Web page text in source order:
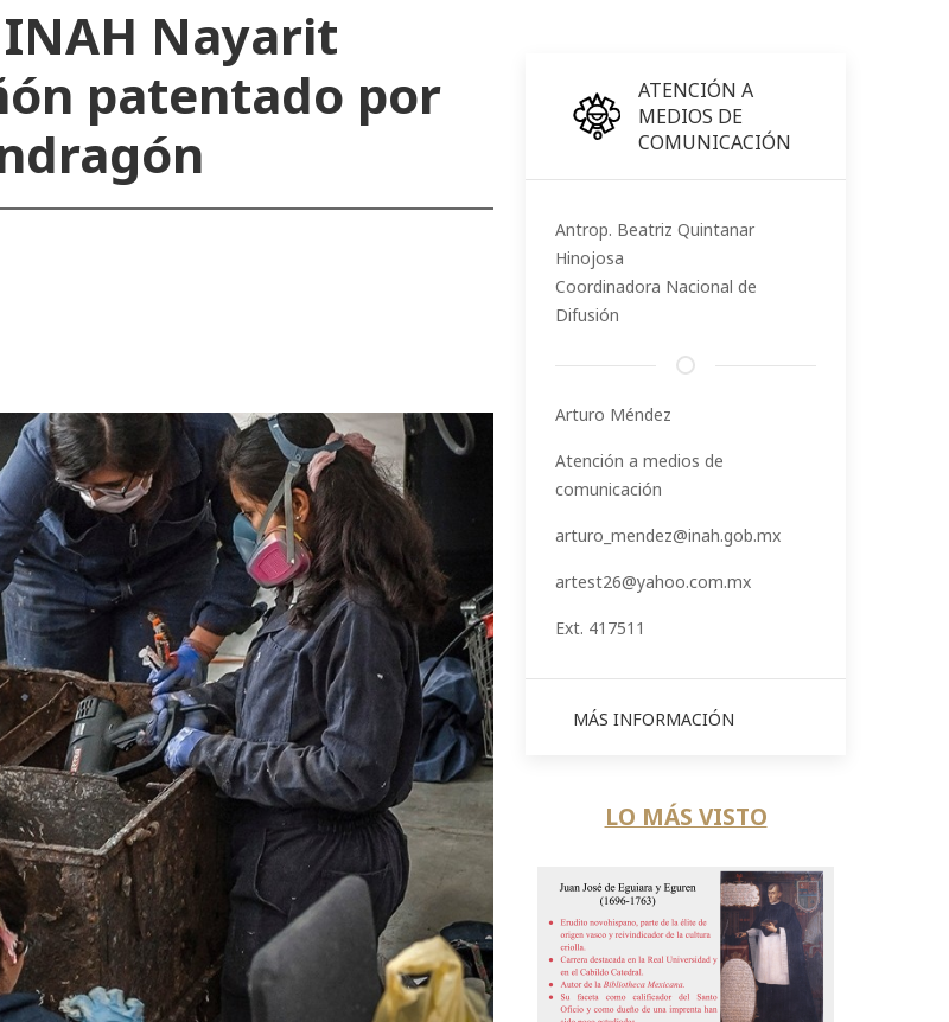
Nayarit
patentado por
ATENCIÓN A
MEDIOS DE
COMUNICACIÓN
Antrop. Beatriz Quintanar
Hinojosa
Coordinadora Nacional de
Difusión
Arturo Méndez
Atención a medios de
comunicación
arturo_mendez@inah.gob.mx
artest26@yahoo.com.mx
Ext. 417511
MÁS INFORMACIÓN
LO MÁS VISTO